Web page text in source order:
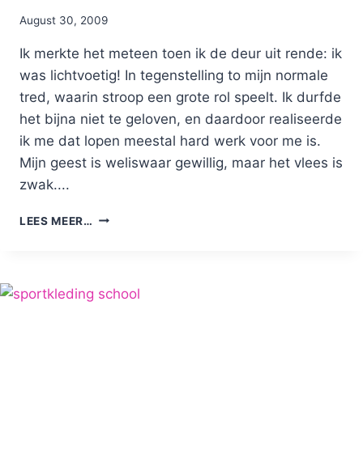
By
August 30, 2009
Ik merkte het meteen toen ik de deur uit rende: ik
was lichtvoetig! In tegenstelling to mijn normale
tred, waarin stroop een grote rol speelt. Ik durfde
het bijna niet te geloven, en daardoor realiseerde
ik me dat lopen meestal hard werk voor me is.
Mijn geest is weliswaar gewillig, maar het vlees is
zwak....
LEES MEER… LICHTVOETIG